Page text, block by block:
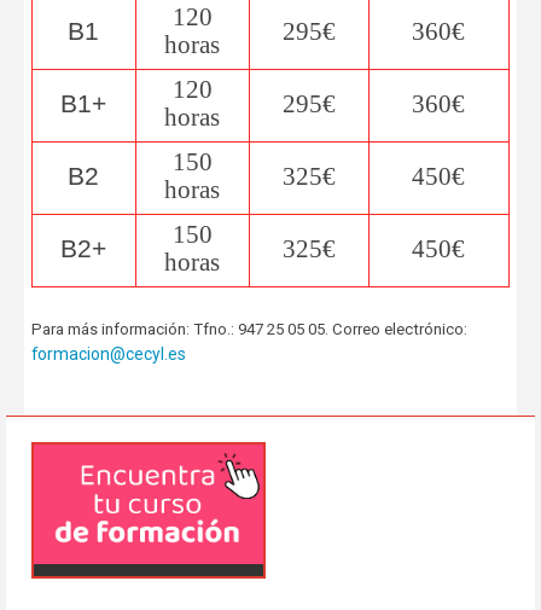
B1
120
horas
295€ 360€
B1+
120
horas
295€ 360€
B2
150
horas
325€ 450€
B2+
150
horas
325€ 450€
Para más información: Tfno.: 947 25 05 05. Correo electrónico:
formacion@cecyl.es